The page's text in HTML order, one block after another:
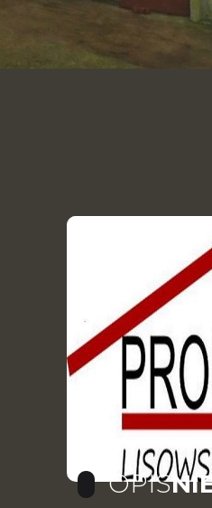
OPIS